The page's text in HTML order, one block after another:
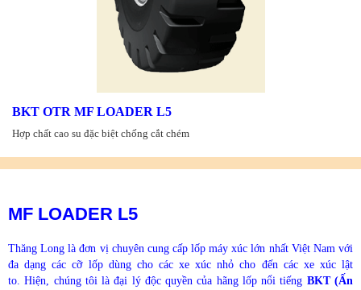
BKT OTR MF LOADER L5
Hợp chất cao su đặc biệt chống cắt chém
MF LOADER L5
Thăng Long là đơn vị chuyên cung cấp lốp máy xúc lớn nhất Việt Nam với
đa dạng các cỡ lốp dùng cho các xe xúc nhỏ cho đến các xe xúc lật
to. Hiện, chúng tôi là đại lý độc quyền của hãng lốp nổi tiếng BKT (Ấn